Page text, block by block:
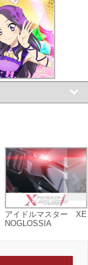
アイドルマスター XE
NOGLOSSIA